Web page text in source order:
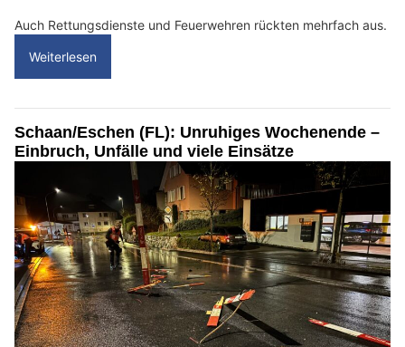
Auch Rettungsdienste und Feuerwehren rückten mehrfach aus.
Weiterlesen
Schaan/Eschen (FL): Unruhiges Wochenende –
Einbruch, Unfälle und viele Einsätze